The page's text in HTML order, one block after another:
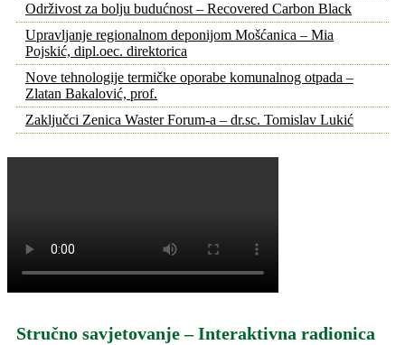
Održivost za bolju budućnost – Recovered Carbon Black
Upravljanje regionalnom deponijom Mošćanica – Mia
Pojskić, dipl.oec. direktorica
Nove tehnologije termičke oporabe komunalnog otpada –
Zlatan Bakalović, prof.
Zaključci Zenica Waster Forum-a – dr.sc. Tomislav Lukić
Stručno savjetovanje – Interaktivna radionica